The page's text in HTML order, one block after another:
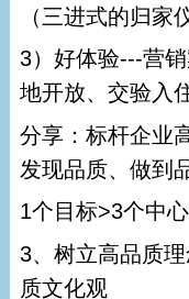
（三进式的归家
3）好体验---营
地开放、交验入
分享：标杆企业
发现品质、做到
1个目标>3个中
3、树立高品质
质文化观